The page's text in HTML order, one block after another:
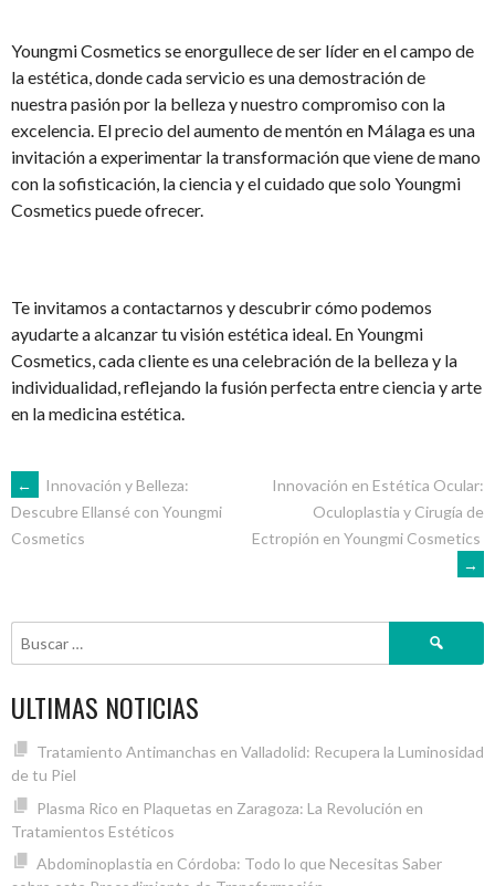
Youngmi Cosmetics se enorgullece de ser líder en el campo de
la estética, donde cada servicio es una demostración de
nuestra pasión por la belleza y nuestro compromiso con la
excelencia. El precio del aumento de mentón en Málaga es una
invitación a experimentar la transformación que viene de mano
con la sofisticación, la ciencia y el cuidado que solo Youngmi
Cosmetics puede ofrecer.
Te invitamos a contactarnos y descubrir cómo podemos
ayudarte a alcanzar tu visión estética ideal. En Youngmi
Cosmetics, cada cliente es una celebración de la belleza y la
individualidad, reflejando la fusión perfecta entre ciencia y arte
en la medicina estética.
NAVEGACIÓN
DE
ENTRADAS
←
Innovación y Belleza:
Descubre Ellansé con Youngmi
Cosmetics
Innovación en Estética Ocular:
Oculoplastia y Cirugía de
Ectropión en Youngmi Cosmetics
→
Buscar:
ULTIMAS NOTICIAS
Tratamiento Antimanchas en Valladolid: Recupera la Luminosidad
de tu Piel
Plasma Rico en Plaquetas en Zaragoza: La Revolución en
Tratamientos Estéticos
Abdominoplastia en Córdoba: Todo lo que Necesitas Saber